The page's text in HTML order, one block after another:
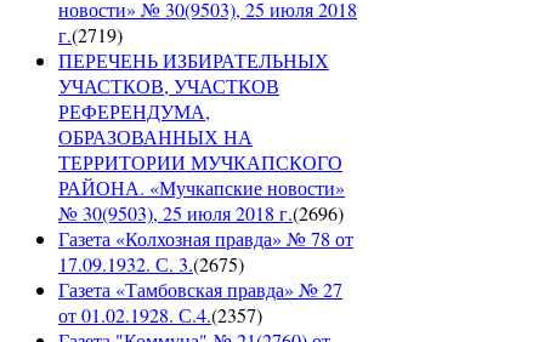
новости» № 30(9503), 25 июля 2018
г.(2719)
ПЕРЕЧЕНЬ ИЗБИРАТЕЛЬНЫХ
УЧАСТКОВ, УЧАСТКОВ
РЕФЕРЕНДУМА,
ОБРАЗОВАННЫХ НА
ТЕРРИТОРИИ МУЧКАПСКОГО
РАЙОНА. «Мучкапские новости»
№ 30(9503), 25 июля 2018 г.(2696)
Газета «Колхозная правда» № 78 от
17.09.1932. С. 3.(2675)
Газета «Тамбовская правда» № 27
от 01.02.1928. С.4.(2357)